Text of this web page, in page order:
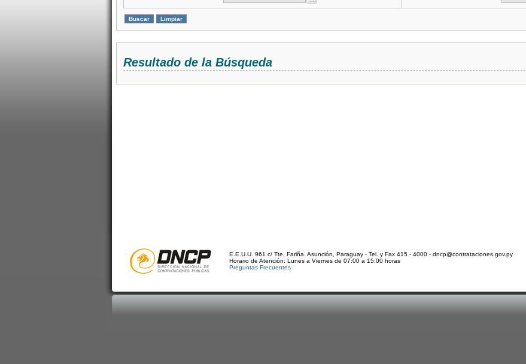
Resultado de la Búsqueda
E.E.U.U. 961 c/ Tte. Fariña. Asunción, Paraguay - Tel. y Fax 415 - 4000 - dncp@contrataciones.gov.py
Horario de Atención: Lunes a Viernes de 07:00 a 15:00 horas
Preguntas Frecuentes